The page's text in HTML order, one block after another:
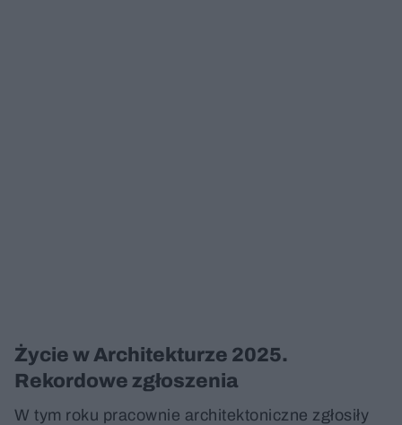
Życie w Architekturze 2025.
Rekordowe zgłoszenia
W tym roku pracownie architektoniczne zgłosiły